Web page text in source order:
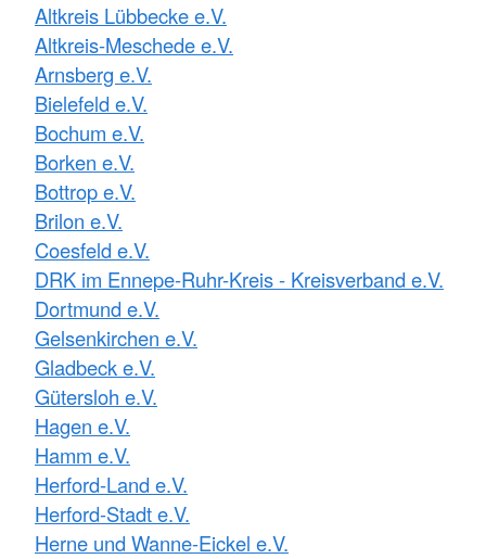
Altkreis Lübbecke e.V.
Altkreis-Meschede e.V.
Arnsberg e.V.
Bielefeld e.V.
Bochum e.V.
Borken e.V.
Bottrop e.V.
Brilon e.V.
Coesfeld e.V.
DRK im Ennepe-Ruhr-Kreis - Kreisverband e.V.
Dortmund e.V.
Gelsenkirchen e.V.
Gladbeck e.V.
Gütersloh e.V.
Hagen e.V.
Hamm e.V.
Herford-Land e.V.
Herford-Stadt e.V.
Herne und Wanne-Eickel e.V.